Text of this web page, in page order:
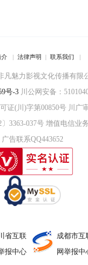
介| 法律声明 | 联系我们 |
凡魅力影视文化传播有限
号-3 川公网安备：
证(川)字第00850号 川广
3363-037号 增值电信业
广告联系QQ443652
省互联
报中心
成都市互
网举报中